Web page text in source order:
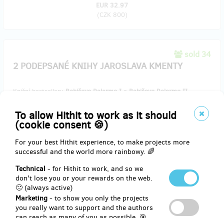
To allow Hithit to work as it should
(cookie consent 🍪)
For your best Hithit experience, to make projects more
successful and the world more rainbowy. 🌈
Technical - for Hithit to work, and so we
don't lose you or your rewards on the web.
🙂 (always active)
Marketing - to show you only the projects
you really want to support and the authors
EUR 32.97
(CZK 800)
sold 34
2 PODEPSANÉ KNIHY JAROSLAVA KMENTY
Knižní bestsellery Babišovo Palermo I a Babišovo Palermo II
Všechnypodepsané autorem.
Knihy budeme zasílat doručovací službou – poštovné je zahrnuto v
ceně.
Reward delivery: on address, in a quarter after the Hithit project
EUR 37.09
(CZK 900)